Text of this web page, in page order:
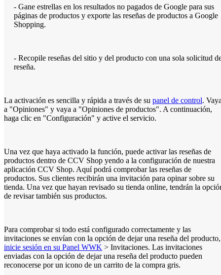
- Gane estrellas en los resultados no pagados de Google para sus
páginas de productos y exporte las reseñas de productos a Google
Shopping.
- Recopile reseñas del sitio y del producto con una sola solicitud
reseña.
La activación es sencilla y rápida a través de su panel de control.
a "Opiniones" y vaya a "Opiniones de productos". A continuación,
haga clic en "Configuración" y active el servicio.
Una vez que haya activado la función, puede activar las reseñas de
productos dentro de CCV Shop yendo a la configuración de nuestra
aplicación CCV Shop. Aquí podrá comprobar las reseñas de
productos. Sus clientes recibirán una invitación para opinar sobre su
tienda. Una vez que hayan revisado su tienda online, tendrán la
de revisar también sus productos.
Para comprobar si todo está configurado correctamente y las
invitaciones se envían con la opción de dejar una reseña del producto,
inicie sesión en su Panel WWK > Invitaciones. Las invitaciones
enviadas con la opción de dejar una reseña del producto pueden
reconocerse por un icono de un carrito de la compra gris.